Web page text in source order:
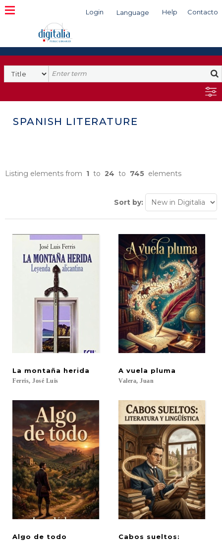
Login Language Help Contacto
Search
SPANISH LITERATURE
Listing elements from 1 to 24 to 745 elements
Sort by:
La montaña herida
Ferris, José Luis
A vuela pluma
Valera, Juan
Algo de todo
Cabos sueltos: